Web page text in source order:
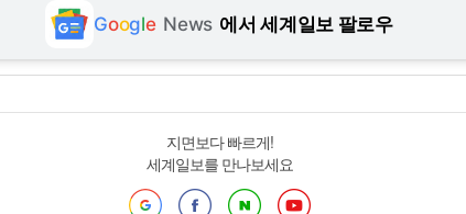
Google News 에서 세계일보 팔로우
지면보다 빠르게!
세계일보를 만나보세요